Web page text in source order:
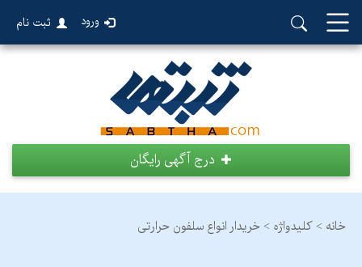
ورود ثبت نام
درج آگهی رایگان
خانه > کلیدواژه > خریدار انواع سلفون حرارتی